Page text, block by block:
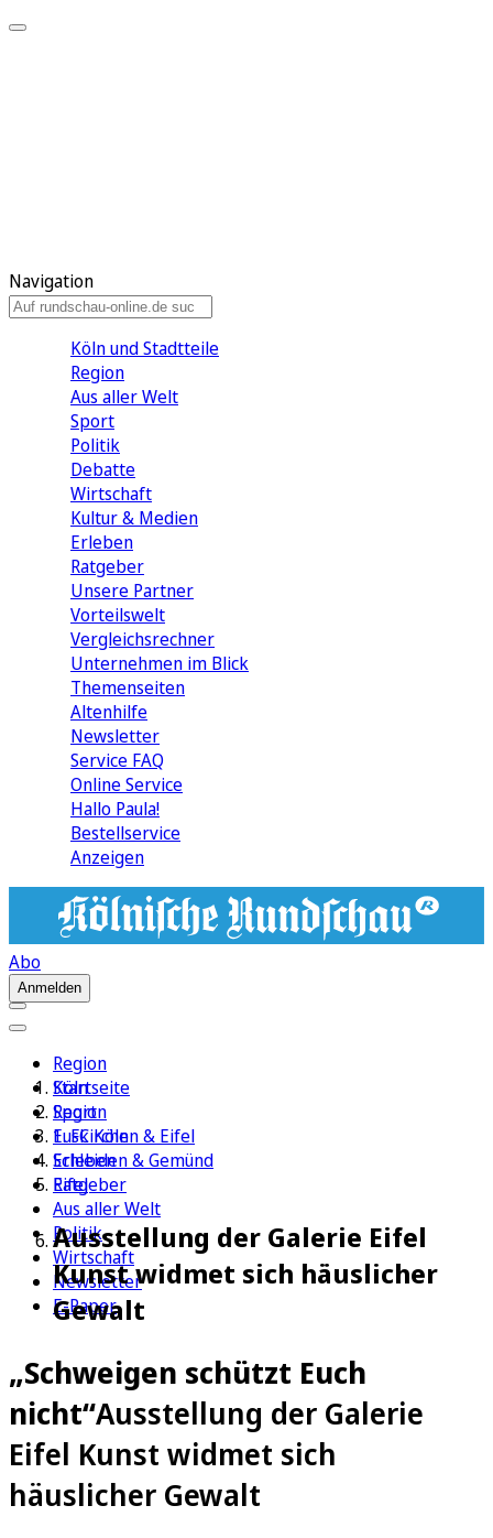
Navigation
Köln und Stadtteile
Region
Aus aller Welt
Sport
Politik
Debatte
Wirtschaft
Kultur & Medien
Erleben
Ratgeber
Unsere Partner
Vorteilswelt
Vergleichsrechner
Unternehmen im Blick
Themenseiten
Altenhilfe
Newsletter
Service FAQ
Online Service
Hallo Paula!
Bestellservice
Anzeigen
Abo
Anmelden
Region
Köln
Sport
1. FC Köln
Erleben
Ratgeber
Aus aller Welt
Politik
Wirtschaft
Newsletter
E-Paper
Startseite
Region
Euskirchen & Eifel
Schleiden & Gemünd
Eifel
Ausstellung der Galerie Eifel
Kunst widmet sich häuslicher
Gewalt
„Schweigen schützt Euch
nicht“Ausstellung der Galerie
Eifel Kunst widmet sich
häuslicher Gewalt